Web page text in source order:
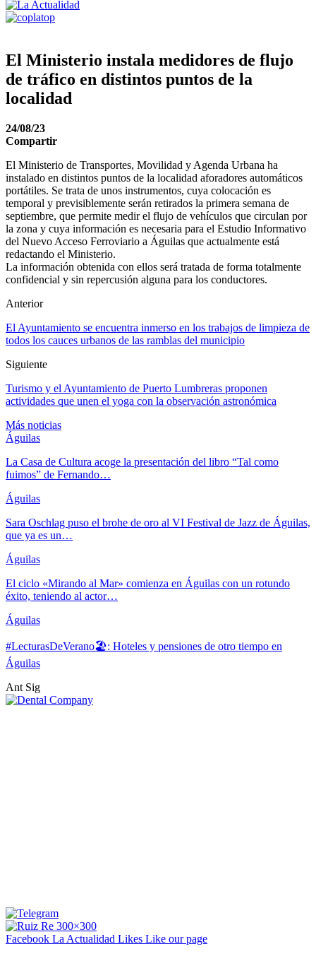
El Ministerio instala medidores de flujo
de tráfico en distintos puntos de la
localidad
24/08/23
Compartir
El Ministerio de Transportes, Movilidad y Agenda Urbana ha
instalado en distintos puntos de la localidad aforadores automáticos
portátiles. Se trata de unos instrumentos, cuya colocación es
temporal y previsiblemente serán retirados la primera semana de
septiembre, que permite medir el flujo de vehículos que circulan por
la zona y cuya información es necesaria para el Estudio Informativo
del Nuevo Acceso Ferroviario a Águilas que actualmente está
redactando el Ministerio.
La información obtenida con ellos será tratada de forma totalmente
confidencial y sin repercusión alguna para los conductores.
Anterior
El Ayuntamiento se encuentra inmerso en los trabajos de limpieza de
todos los cauces urbanos de las ramblas del municipio
Siguiente
Turismo y el Ayuntamiento de Puerto Lumbreras proponen
actividades que unen el yoga con la observación astronómica
Más noticias
Águilas
La Casa de Cultura acoge la presentación del libro “Tal como
fuimos” de Fernando…
Águilas
Sara Oschlag puso el brohe de oro al VI Festival de Jazz de Águilas,
que ya es un…
Águilas
El ciclo «Mirando al Mar» comienza en Águilas con un rotundo
éxito, teniendo al actor…
Águilas
#LecturasDeVerano🏖: Hoteles y pensiones de otro tiempo en
Águilas
Ant Sig
Facebook La Actualidad Likes Like our page